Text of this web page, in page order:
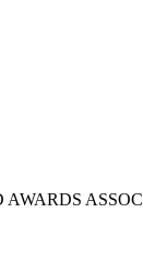
AWARDS